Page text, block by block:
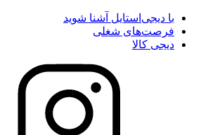
با دیجی‌استایل آشنا شوید
فرصت‌های شغلی
دیجی کالا